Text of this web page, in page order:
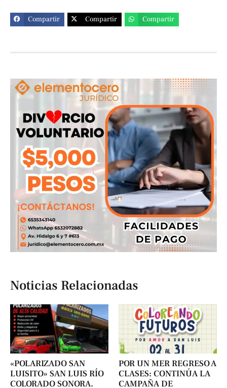
Compartir Compartir Compartir
Noticias Relacionadas
«POLARIZADO SAN
LUISITO» SAN LUIS RÍO
COLORADO SONORA.
POR UN MER REGRESO A
CLASES: CONTINÚA LA
CAMPAÑA DE